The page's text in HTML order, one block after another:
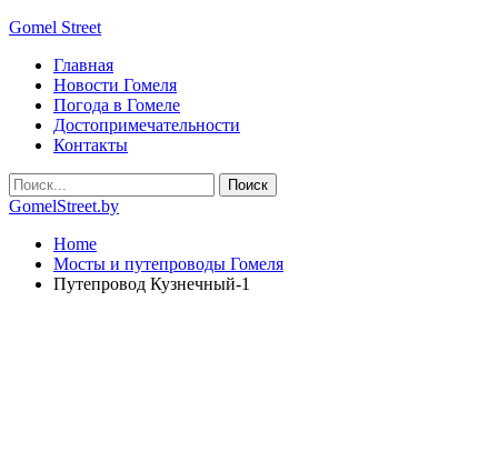
Gomel Street
Главная
Новости Гомеля
Погода в Гомеле
Достопримечательности
Контакты
GomelStreet.by
Home
Мосты и путепроводы Гомеля
Путепровод Кузнечный-1